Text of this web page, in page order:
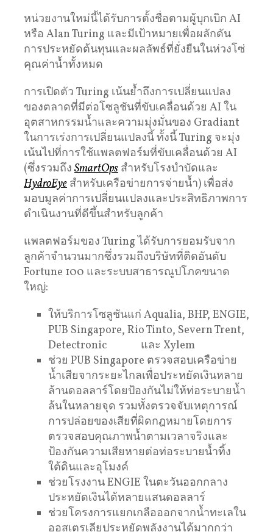
หน่วยงานใหม่นี้ได้รับการตั้งชื่อตามผู้บุกเบิก AI
หรือ Alan Turing และมีเป้าหมายเพื่อผลักดัน
การประหยัดต้นทุนและผลลัพธ์ที่ยั่งยืนในห่วงโซ่
คุณค่าน้ำทั้งหมด
การเปิดตัว Turing เน้นย้ำถึงการเปลี่ยนแปลง
ของตลาดที่มีต่อโซลูชันที่ขับเคลื่อนด้วย AI ใน
อุตสาหกรรมน้ำและความมุ่งมั่นของ Gradiant
ในการเร่งการเปลี่ยนแปลงนี้ ทั้งนี้ Turing จะมุ่ง
เน้นไปที่การใช้แพลตฟอร์มที่ขับเคลื่อนด้วย AI
(ซึ่งรวมถึง SmartOps สำหรับโรงบำบัดและ
HydroEye สำหรับเครือข่ายการจ่ายน้ำ) เพื่อส่ง
มอบมูลค่าการเปลี่ยนแปลงและประสิทธิภาพการ
ดำเนินงานที่ดีขึ้นสำหรับลูกค้า
แพลตฟอร์มของ Turing ได้รับการยอมรับจาก
ลูกค้าจำนวนมากซึ่งรวมถึงบริษัทที่ติดอันดับ
Fortune 100 และระบบสาธารณูปโภคขนาด
ใหญ่:
ให้บริการโซลูชันแก่ Aqualia, BHP, ENGIE,
PUB Singapore, Rio Tinto, Severn Trent,
Detectronic และ Xylem
ช่วย PUB Singapore ตรวจสอบเครือข่าย
น้ำเสียจากระยะไกลเพื่อประหยัดเงินหลาย
ล้านดอลลาร์โดยป้องกันไม่ให้ท่อระบายน้ำ
ล้นในหลายจุด รวมทั้งตรวจจับเหตุการณ์
การปล่อยของเสียที่ผิดกฎหมายโดยการ
ตรวจสอบคุณภาพน้ำตามเวลาจริงและ
ป้องกันความเสียหายต่อท่อระบายน้ำทิ้ง
ใต้ดินและอุโมงค์
ช่วยโรงงาน ENGIE ในตะวันออกกลาง
ประหยัดเงินได้หลายแสนดอลลาร์
ช่วยโครงการแยกเกลือออกจากน้ำทะเลใน
ออสเตรเลียประหยัดพลังงานได้มากกว่า